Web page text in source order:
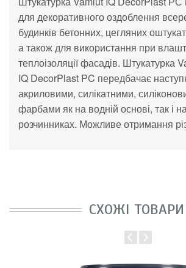
для декоративного оздоблення
будинків бетонних, цегляних
атакож для використання при
теплоізоляції фасадів. Штукатурка
IQ DecorPlast PC передбачає
акриловими, силікатними,
фарбами як на водній основі, так і
розчинниках. Можливе отримання
СХОЖІ ТОВАРИ